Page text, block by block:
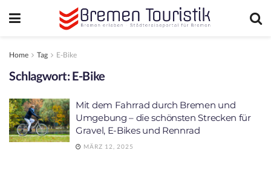
Home Tag E-Bike
Schlagwort:E-Bike
Mit dem Fahrrad durch Bremen und
Umgebung – die schönsten Strecken für
Gravel, E-Bikes und Rennrad
MÄRZ 12, 2025